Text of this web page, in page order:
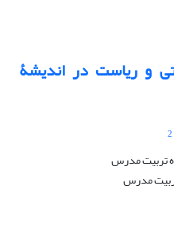
و ریاست در اندیشۀ
2
تربیت مدرس
مدرس